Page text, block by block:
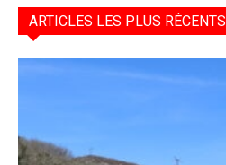
ARTICLES LES PLUS RÉCENTS